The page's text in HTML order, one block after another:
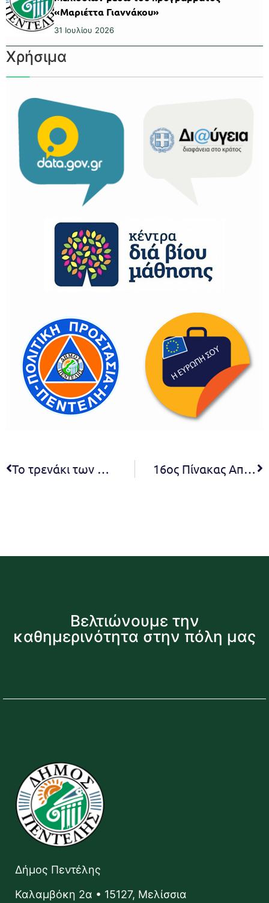
«Μαριέττα Γιαννάκου»
31 Ιουλίου 2026
Χρήσιμα
Το τρενάκι των Χριστουγέννων του Δήμου Πεντέλης βολτάρει με τους μικρούς μας φίλους στις 23, 24, 29, 30 και 31 Δεκεμβρίου σε ολόκληρη την πόλη μας 16ος Πίνακας Αποφάσεων Συμβουλίου Δ.Κ. Μελισσίων 2022
Βελτιώνουμε την
καθημερινότητα στην πόλη μας
Δήμος Πεντέλης
Καλαμβόκη 2α • 15127, Μελίσσια